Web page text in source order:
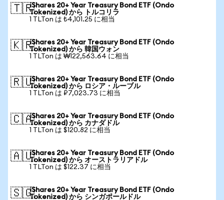
🇹🇷iShares 20+ Year Treasury Bond ETF (Ondo
Tokenized) から トルコリラ
1 TLTon は ₺4,101.25 に相当
🇰🇷iShares 20+ Year Treasury Bond ETF (Ondo
Tokenized) から 韓国ウォン
1 TLTon は ₩122,563.64 に相当
🇷🇺iShares 20+ Year Treasury Bond ETF (Ondo
Tokenized) から ロシア・ルーブル
1 TLTon は ₽7,023.73 に相当
🇨🇦iShares 20+ Year Treasury Bond ETF (Ondo
Tokenized) から カナダドル
1 TLTon は $120.82 に相当
🇦🇺iShares 20+ Year Treasury Bond ETF (Ondo
Tokenized) から オーストラリアドル
1 TLTon は $122.37 に相当
🇸🇬iShares 20+ Year Treasury Bond ETF (Ondo
Tokenized) から シンガポールドル